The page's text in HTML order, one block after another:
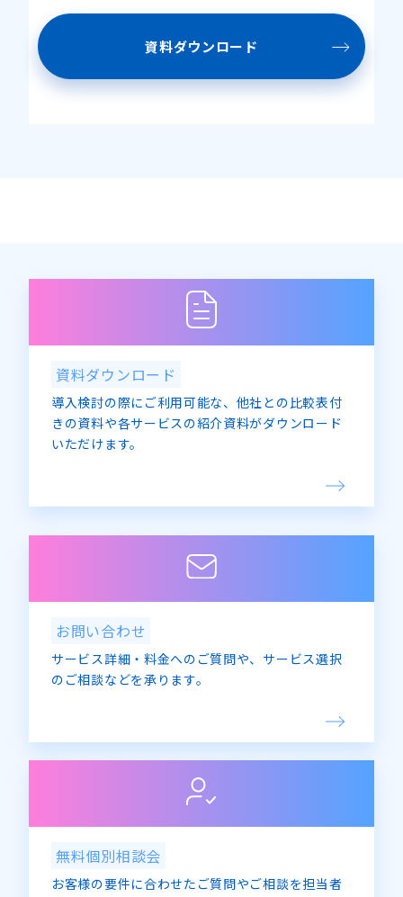
資料ダウンロード
資料ダウンロード
導入検討の際にご利用可能な、他社との比較表付
きの資料や各サービスの紹介資料がダウンロード
いただけます。
お問い合わせ
サービス詳細・料金へのご質問や、サービス選択
のご相談などを承ります。
無料個別相談会
お客様の要件に合わせたご質問やご相談を担当者